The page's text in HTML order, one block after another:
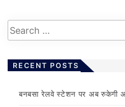
RECENT POSTS
बनबसा रेलवे स्टेशन पर अब रुकेगी